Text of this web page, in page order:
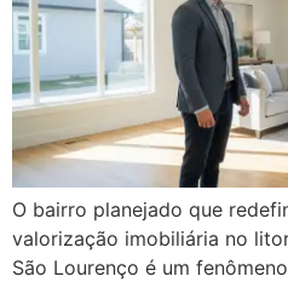
O bairro planejado que
valorização imobiliária no
São Lourenço é um